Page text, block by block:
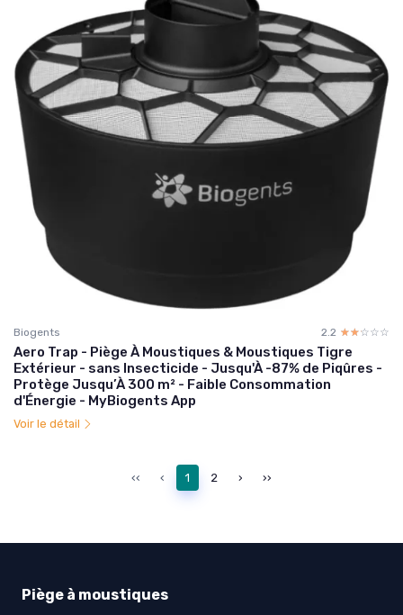
Biogents 2.2 ☆☆☆☆☆
★★★★★
Aero Trap - Piège À Moustiques & Moustiques Tigre
Extérieur - sans Insecticide - Jusqu'À -87% de Piqûres -
Protège Jusqu’À 300 m² - Faible Consommation
d'Énergie - MyBiogents App
Voir le détail
‹‹ ‹ 1 2 › ››
Piège à moustiques